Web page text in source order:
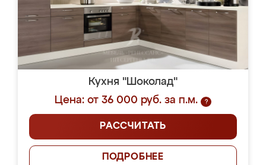
Кухня "Шоколад"
Цена: от 36 000 руб. за п.м.
?
РАССЧИТАТЬ
ПОДРОБНЕЕ